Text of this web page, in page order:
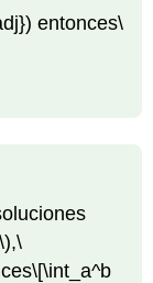
entonces\
,\
\[\int_a^b